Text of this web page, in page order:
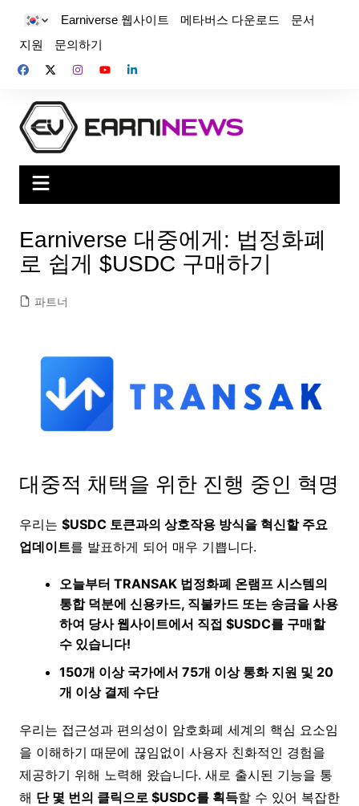
Earniverse 웹사이트 메타버스 다운로드
문서
지원
문의하기
Earniverse 대중에게: 법정화폐
로 쉽게 $USDC 구매하기
파트너
대중적 채택을 위한 진행 중인 혁명
우리는 $USDC 토큰과의 상호작용 방식을 혁신할 주요
업데이트를 발표하게 되어 매우 기쁩니다.
오늘부터 TRANSAK 법정화폐 온램프 시스템의
통합 덕분에 신용카드, 직불카드 또는 송금을 사용
하여 당사 웹사이트에서 직접 $USDC를 구매할
수 있습니다!
150개 이상 국가에서 75개 이상 통화지원 및 20
개 이상 결제 수단
우리는 접근성과 편의성이 암호화폐 세계의 핵심 요소임
을 이해하기 때문에 끊임없이 사용자 친화적인 경험을
제공하기 위해 노력해 왔습니다. 새로 출시된 기능을 통
해 단 몇 번의 클릭으로 $USDC를 획득할 수 있어 복잡한